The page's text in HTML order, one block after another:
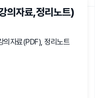
의자료,정리노트)
의자료(PDF), 정리노트